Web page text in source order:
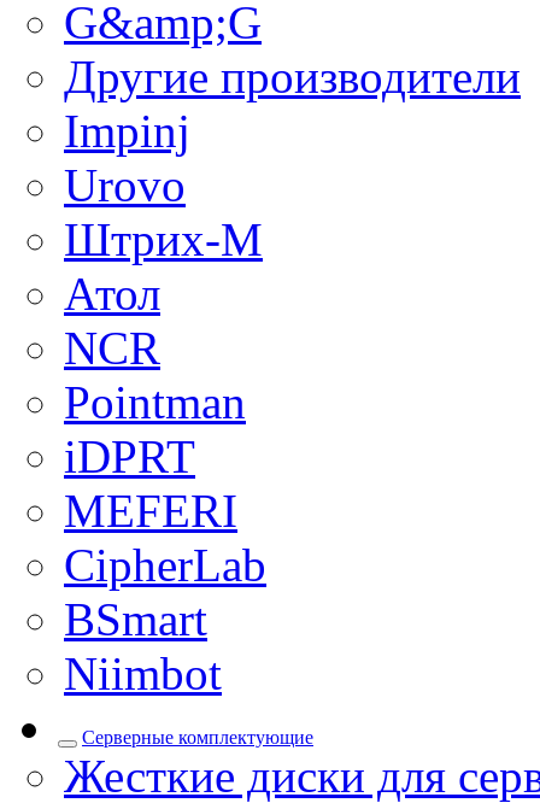
G&amp;G
Другие производители
Impinj
Urovo
Штрих-М
Атол
NCR
Pointman
iDPRT
MEFERI
CipherLab
BSmart
Niimbot
Серверные комплектующие
Жесткие диски для